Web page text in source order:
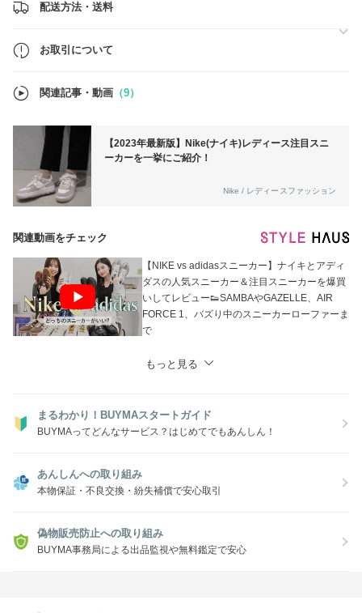
〇BUYMAの提供する補償制度について
お取引にあたり「あんしんプラス」のご加入をお勧めしております。
※「返品対象商品」カテゴリに限ります。
〇必ずご購入前に『お取引について』を一読お願い致します。
ご不明な点がございましたら、お気軽にお問い合わせ下さい。
配送方法・送料
お取引について
関連記事・動画 （9）
【2023年最新版】Nike(ナイキ)レディース注目スニ
ーカーを一挙にご紹介！
Nike / レディースファッション
関連動画をチェック
【NIKE vs adidasスニーカー】ナイキとアディ
ダスの人気スニーカー＆注目スニーカーを爆買
いしてレビュー👟SAMBAやGAZELLE、AIR
FORCE 1、バズり中のスニーカーローファーま
で
もっと見る
まるわかり！BUYMAスタートガイド
BUYMAってどんなサービス？はじめてでもあんしん！
あんしんへの取り組み
本物保証・不良交換・紛失補償で安心取引
偽物販売防止への取り組み
BUYMA事務局による出品監視や無料鑑定で安心